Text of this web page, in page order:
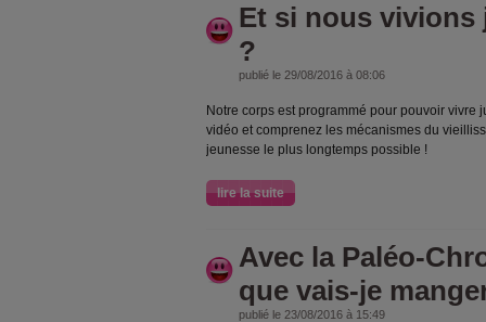
Et si nous vivions
?
publié le 29/08/2016 à 08:06
Notre corps est programmé pour pouvoir vivre
vidéo et comprenez les mécanismes du
jeunesse le plus longtemps possible !
lire la suite
Avec la Paléo-
que vais-je
publié le 23/08/2016 à 15:49